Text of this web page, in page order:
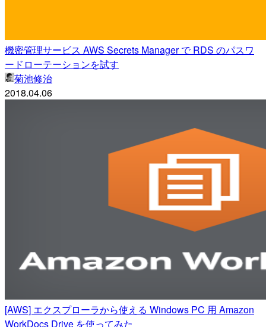
機密管理サービス AWS Secrets Manager で RDS のパスワ
ードローテーションを試す
菊池修治
2018.04.06
[AWS] エクスプローラから使える Windows PC 用 Amazon
WorkDocs Drive を使ってみた